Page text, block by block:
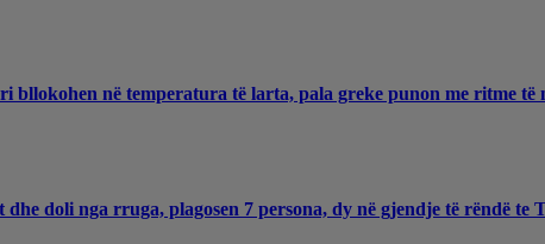
bllokohen në temperatura të larta, pala greke punon me ritme të
doli nga rruga, plagosen 7 persona, dy në gjendje të rëndë te